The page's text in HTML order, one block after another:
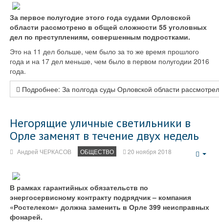
За первое полугодие этого года судами Орловской
области рассмотрено в общей сложности 55 уголовных
дел по преступлениям, совершенным подростками.
Это на 11 дел больше, чем было за то же время прошлого
года и на 17 дел меньше, чем было в первом полугодии 2016
года.
Подробнее: За полгода суды Орловской области
Негорящие уличные светильники в
Орле заменят в течение двух недель
Андрей ЧЕРКАСОВ ОБЩЕСТВО 20 ноября 2018
В рамках гарантийных обязательств по
энергосервисному контракту подрядчик – компания
«Ростелеком» должна заменить в Орле 399 неисправных
фонарей.